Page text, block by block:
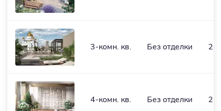
3-комн. кв. Без отделки
4-комн. кв. Без отделки